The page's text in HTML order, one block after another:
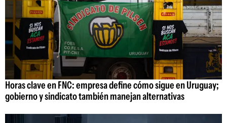
Horas clave en FNC: empresa define cómo sigue en Uruguay;
gobierno y sindicato también manejan alternativas